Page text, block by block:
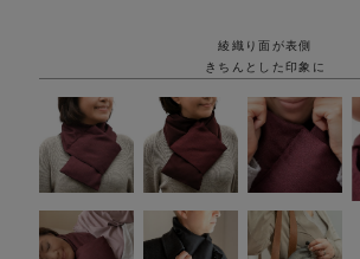
綾織り面が表側
きちんとした印象に